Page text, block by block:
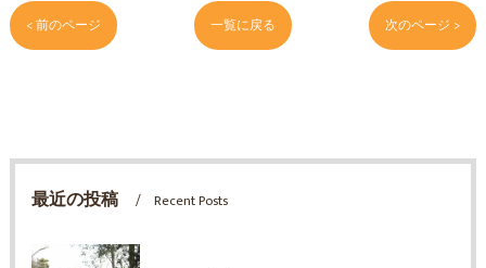
< 前のページ 一覧に戻る 次のページ >
最近の投稿 Recent Posts